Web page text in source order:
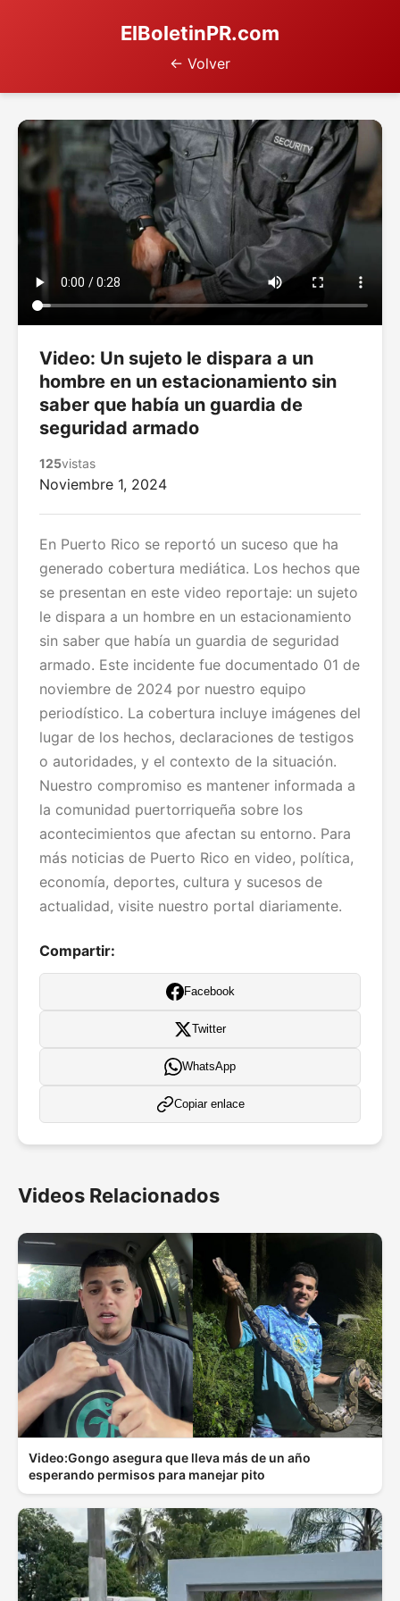
ElBoletinPR.com
← Volver
Video: Un sujeto le dispara a un
hombre en un estacionamiento sin
saber que había un guardia de
seguridad armado
125vistas
Noviembre 1, 2024
En Puerto Rico se reportó un suceso que ha
generado cobertura mediática. Los hechos que
se presentan en este video reportaje: un sujeto
le dispara a un hombre en un estacionamiento
sin saber que había un guardia de seguridad
armado. Este incidente fue documentado 01 de
noviembre de 2024 por nuestro equipo
periodístico. La cobertura incluye imágenes del
lugar de los hechos, declaraciones de testigos
o autoridades, y el contexto de la situación.
Nuestro compromiso es mantener informada a
la comunidad puertorriqueña sobre los
acontecimientos que afectan su entorno. Para
más noticias de Puerto Rico en video, política,
economía, deportes, cultura y sucesos de
actualidad, visite nuestro portal diariamente.
Compartir:
Facebook
Twitter
WhatsApp
Copiar enlace
Videos Relacionados
Video:Gongo asegura que lleva más de un año
esperando permisos para manejar pito